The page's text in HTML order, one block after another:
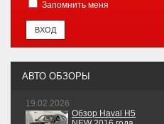
Запомнить меня
АВТО ОБЗОРЫ
19.02.2026
Обзор Haval H5